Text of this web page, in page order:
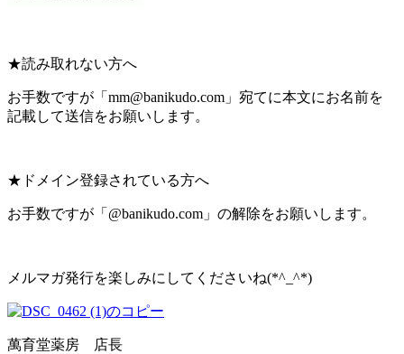
★読み取れない方へ
お手数ですが「mm@banikudo.com」宛てに本文にお名前を
記載して送信をお願いします。
★ドメイン登録されている方へ
お手数ですが「@banikudo.com」の解除をお願いします。
メルマガ発行を楽しみにしてくださいね(*^_^*)
萬育堂薬房 店長